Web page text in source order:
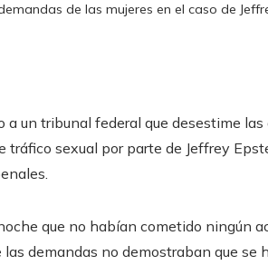
de las mujeres en el caso de
un tribunal federal que desestime las
sexual por parte de Jeffrey
que no habían cometido ningún
demandas no demostraban que se